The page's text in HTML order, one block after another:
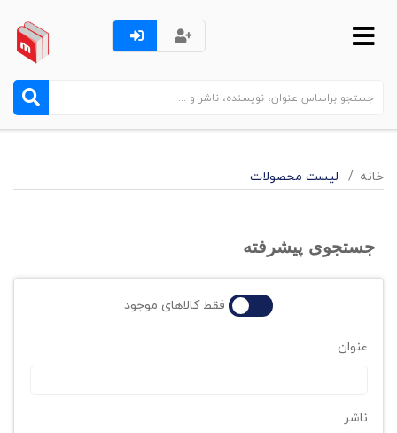
خانه لیست محصولات
جستجوی پیشرفته
فقط کالاهای موجود
عنوان
ناشر